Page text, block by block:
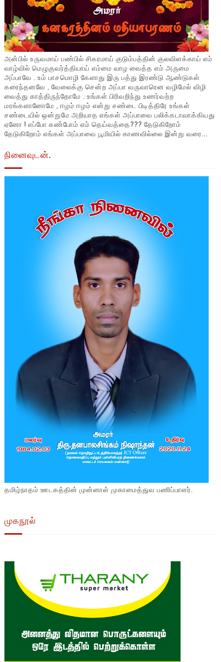
அன்பில் உருவமாய் பண்பில் சிகரமாய் குடும்பத்தின் குலவிளக்காய் எம்
வாழ்வில் மெழுகுவர்த்தியாய் எம்மை வாழ வைத்த எம் அருமை
அப்பாவே . உம் பாசமொழி கேளாது இரு பத்து இரண்டு ஆண்டுகள்
கரைந்தனவே , வேலைக்கு சென்ற அப்பா வருவாரென வழிமேல் விழி
வைத்து காத்திருந்தோமே . உங்கள் பிரிவறிந்து உணர்வற்ற
மரங்களானோமே , ஈழம் ஈழம் என்று சண்டை பிடித்திரே உங்கள்
சண்டையில் ஒன்றுமே அறியாத எங்கள் அப்பாவை பலிக்கடாவாக்கியது
ஏனோ ! எப்போ கண்போம் எம் தெய்வத்தை??? தேடுகிறோம்
தேடுகிறோம் எங்கள் அப்பாவை பூமியில் காணவில்லை இன்று வரை...
நினைவுடன்.
தமிழ்நாதம் ஊடகத்தின் முன்னாள் முகாமைத்துவ பணிப்பாளர்.
முகநூல்